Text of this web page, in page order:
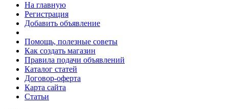
На главную
Регистрация
Добавить объявление
Помощь, полезные советы
Как создать магазин
Правила подачи объявлений
Каталог статей
Договор-оферта
Карта сайта
Статьи